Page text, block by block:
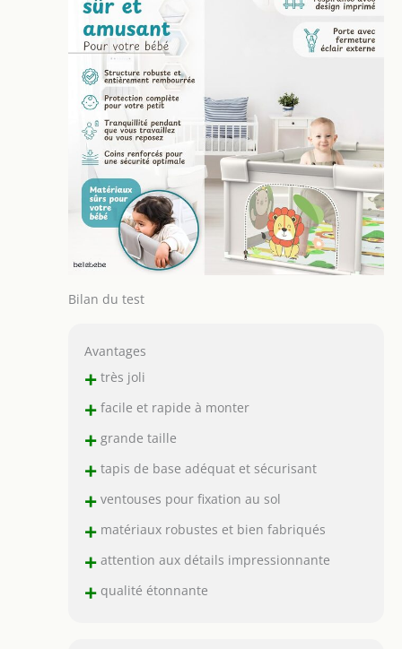
Bilan du test
Avantages
+très joli
+facile et rapide à monter
+grande taille
+tapis de base adéquat et sécurisant
+ventouses pour fixation au sol
+matériaux robustes et bien fabriqués
+attention aux détails impressionnante
+qualité étonnante